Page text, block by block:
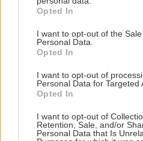
grant or deny consent to
use your data for below
consent section.
Opted In
I want to opt-out of the
Personal Data.
Opted In
I want to opt-out of
Personal Data for Targeted
Opted In
I want to opt-out of
Retention, Sale, and/or
Personal Data that Is
ΑΊΘΟΥΣΕΣ (ΑΛΦΑΒΗΤΙΚΆ)
MULTIPLEX